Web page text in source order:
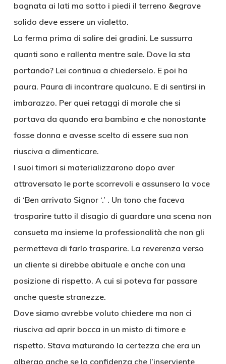
bagnata ai lati ma sotto i piedi il terreno &egrave
solido deve essere un vialetto.
La ferma prima di salire dei gradini. Le sussurra
quanti sono e rallenta mentre sale. Dove la sta
portando? Lei continua a chiederselo. E poi ha
paura. Paura di incontrare qualcuno. E di sentirsi in
imbarazzo. Per quei retaggi di morale che si
portava da quando era bambina e che nonostante
fosse donna e avesse scelto di essere sua non
riusciva a dimenticare.
I suoi timori si materializzarono dopo aver
attraversato le porte scorrevoli e assunsero la voce
di ‘Ben arrivato Signor ‘.’ . Un tono che faceva
trasparire tutto il disagio di guardare una scena non
consueta ma insieme la professionalità che non gli
permetteva di farlo trasparire. La reverenza verso
un cliente si direbbe abituale e anche con una
posizione di rispetto. A cui si poteva far passare
anche queste stranezze.
Dove siamo avrebbe voluto chiedere ma non ci
riusciva ad aprir bocca in un misto di timore e
rispetto. Stava maturando la certezza che era un
albergo anche se la confidenza che l’inserviente